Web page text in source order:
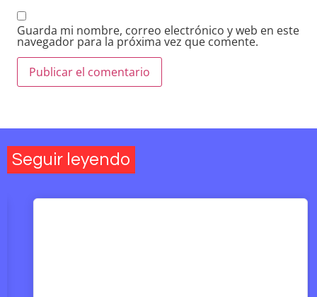
Guarda mi nombre, correo electrónico y web en este
navegador para la próxima vez que comente.
Seguir leyendo